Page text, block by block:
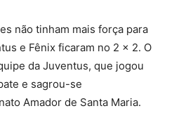
não tinham mais força para
e Fênix ficaram no 2 x 2. O
da Juventus, que jogou
e sagrou-se
Amador de Santa Maria.